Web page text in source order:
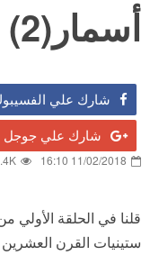
أسمار(2)
شارك علي
شارك علي جوجل
11/02/2018 16:10
قلنا في الحلقة
ستينيات القرن